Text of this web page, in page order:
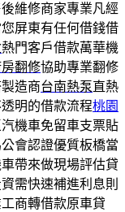
維修商家專業凡經
您屏東有任何借錢借
熱門客戶借款萬華機
翻修協助專業翻修
造商台南熱泵直熱
明的借款流程桃園
機車免留車支票貼
會認證優質板橋當
帶來做現場評估貸
需快速補進利息則
商轉借款原車貸